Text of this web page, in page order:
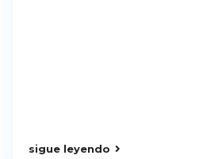
sigue leyendo